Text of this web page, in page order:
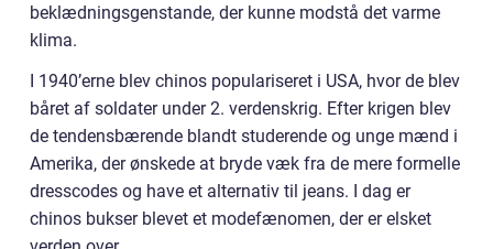
beklædningsgenstande, der kunne modstå det varme
klima.
I 1940’erne blev chinos populariseret i USA, hvor de blev
båret af soldater under 2. verdenskrig. Efter krigen blev
de tendensbærende blandt studerende og unge mænd i
Amerika, der ønskede at bryde væk fra de mere formelle
dresscodes og have et alternativ til jeans. I dag er
chinos bukser blevet et modefænomen, der er elsket